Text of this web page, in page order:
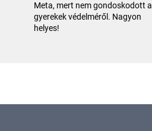
Meta, mert nem gondoskodott a
gyerekek védelméről. Nagyon
helyes!